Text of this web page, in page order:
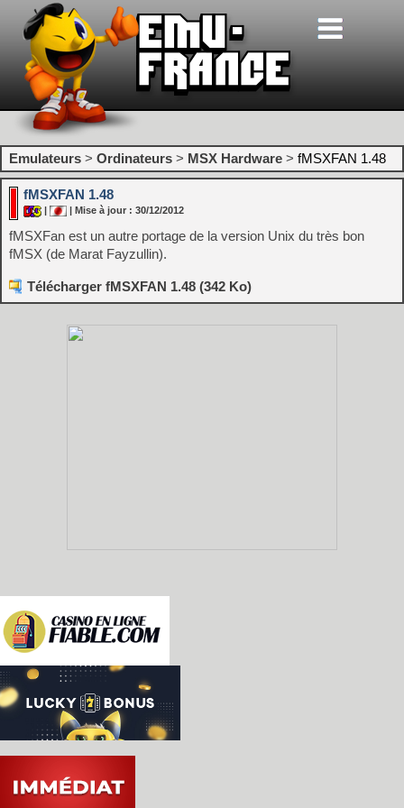
Emulateurs > Ordinateurs > MSX Hardware > fMSXFAN 1.48
fMSXFAN 1.48
| | Mise à jour : 30/12/2012
fMSXFan est un autre portage de la version Unix du très bon
fMSX (de Marat Fayzullin).
Télécharger fMSXFAN 1.48 (342 Ko)